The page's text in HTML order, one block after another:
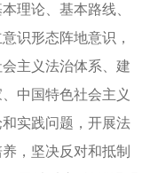
理论、基本路线、
识形态阵地意识，
主义法治体系、建
中国特色社会主义
实践问题，开展法
，坚决反对和抵制